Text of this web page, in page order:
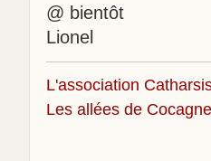
@ bientôt
Lionel
L'association
Les allées de